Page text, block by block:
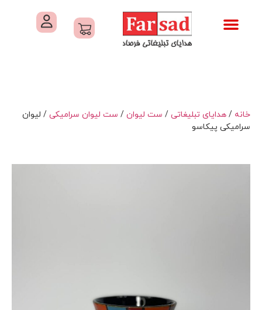
خانه /هدایای تبلیغاتی/ ست لیوان/ ست لیوان سرامیکی/ لیوان
سرامیکی پیکاسو